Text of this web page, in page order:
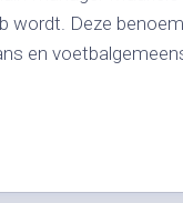
wordt. Deze
en